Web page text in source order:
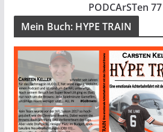
PODCArSTen
Mein Buch: HYPE TRAIN